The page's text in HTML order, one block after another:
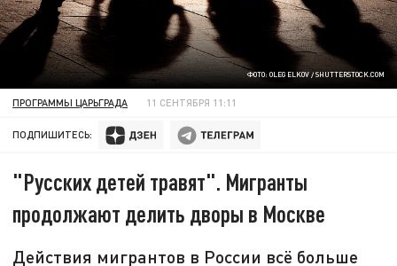
ФОТО: OLEG ELKOV / SHUTTERSTOCK.COM
ПРОГРАММЫ ЦАРЬГРАДА 11 СЕНТЯБРЯ 11:11
ПОДПИШИТЕСЬ:
"Русских детей травят". Мигранты
продолжают делить дворы в Москве
Действия мигрантов в России всё больше